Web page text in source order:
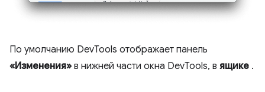
По умолчанию DevTools отображает панель
«Изменения» в нижней части окна DevTools, в ящике .